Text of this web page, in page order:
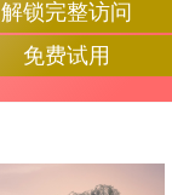
解锁完整访问
免费试用